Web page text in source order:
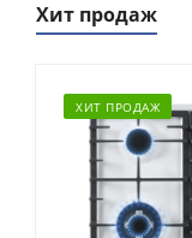
Хит продаж
ХИТ ПРОДАЖ